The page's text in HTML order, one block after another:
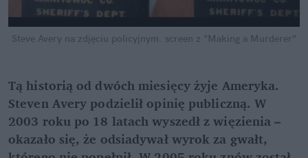
Steve Avery na zdjęciu policyjnym. screen z "Making a Murderer"
Tą historią od dwóch miesięcy żyje Ameryka.
Steven Avery podzielił opinię publiczną. W
2003 roku po 18 latach wyszedł z więzienia –
okazało się, że odsiadywał wyrok za gwałt,